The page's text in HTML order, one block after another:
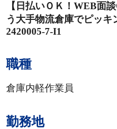
【日払いＯＫ！WEB面
う大手物流倉庫でピッキ
2420005-7-I1
職種
倉庫内軽作業員
勤務地